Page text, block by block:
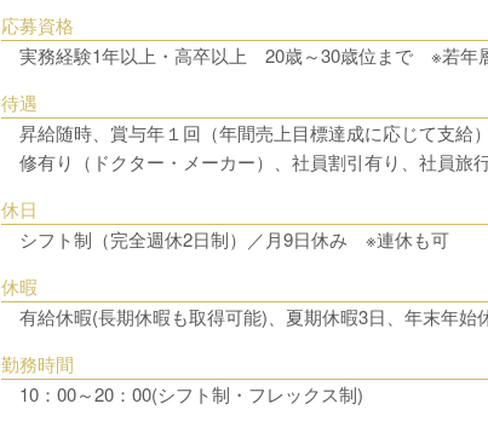
応募資格
実務経験1年以上・高卒以上 20歳～30歳位まで ※若年
待遇
昇給随時、賞与年１回（年間売上目標達成に応じて支
修有り（ドクター・メーカー）、社員割引有り、社員旅
休日
シフト制（完全週休2日制）／月9日休み ※連休も可
休暇
有給休暇(長期休暇も取得可能)、夏期休暇3日、年末年始
勤務時間
10：00～20：00(シフト制・フレックス制)